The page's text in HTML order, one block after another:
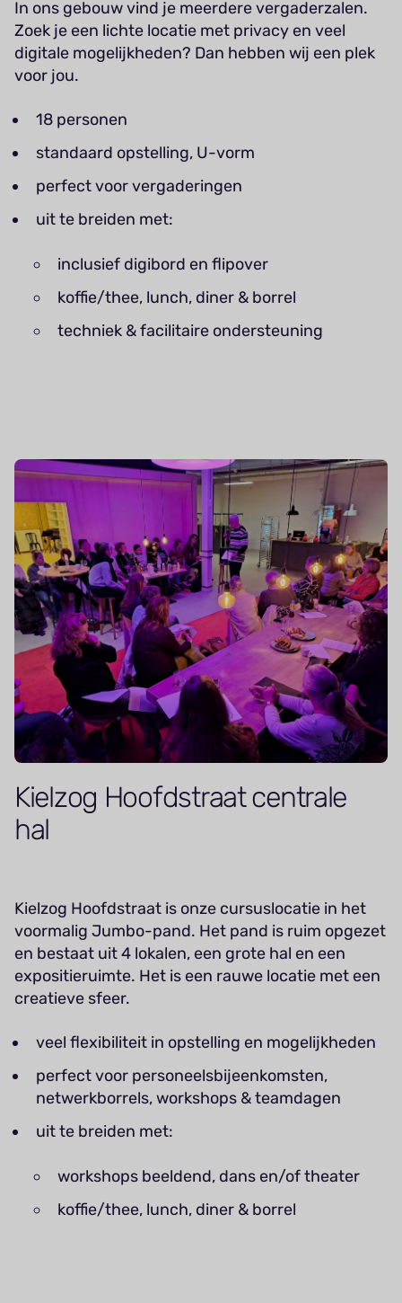
In ons gebouw vind je meerdere vergaderzalen.
Zoek je een lichte locatie met privacy en veel
digitale mogelijkheden? Dan hebben wij een plek
voor jou.
18 personen
standaard opstelling, U-vorm
perfect voor vergaderingen
uit te breiden met:
inclusief digibord en flipover
koffie/thee, lunch, diner & borrel
techniek & facilitaire ondersteuning
Kielzog Hoofdstraat centrale
hal
Kielzog Hoofdstraat is onze cursuslocatie in het
voormalig Jumbo-pand. Het pand is ruim opgezet
en bestaat uit 4 lokalen, een grote hal en een
expositieruimte. Het is een rauwe locatie met een
creatieve sfeer.
veel flexibiliteit in opstelling en mogelijkheden
perfect voor personeelsbijeenkomsten,
netwerkborrels, workshops & teamdagen
uit te breiden met:
workshops beeldend, dans en/of theater
koffie/thee, lunch, diner & borrel